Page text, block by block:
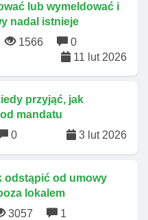
lub wymeldować i
nadal istnieje
1566
0
11 lut 2026
przyjąć, jak
mandatu
0 3 lut 2026
odstąpić od umowy
lokalem
3057
1